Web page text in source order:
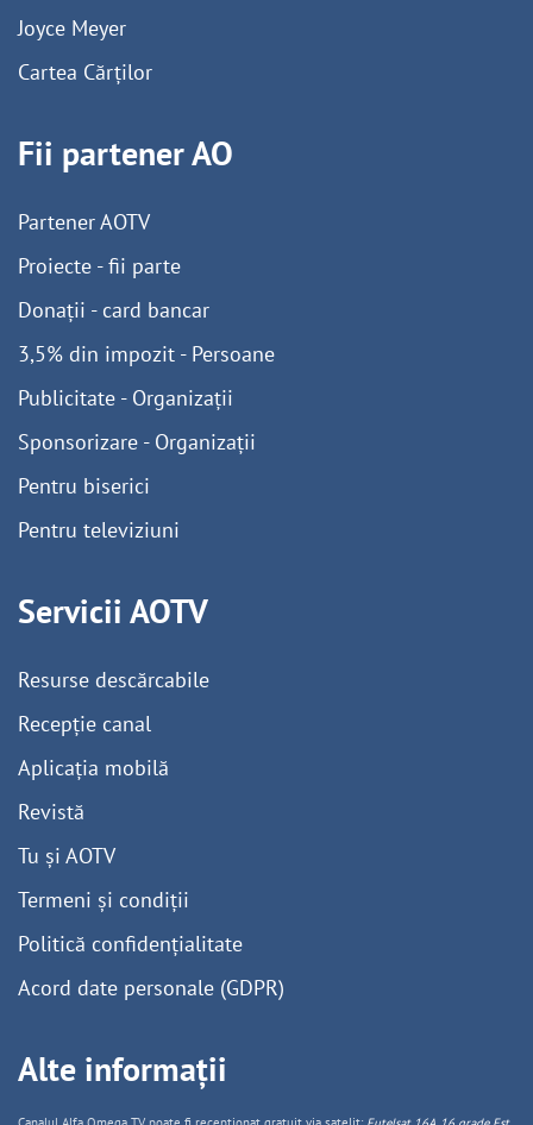
Joyce Meyer
Cartea Cărților
Fii partener AO
Partener AOTV
Proiecte - fii parte
Donații - card bancar
3,5% din impozit - Persoane
Publicitate - Organizații
Sponsorizare - Organizații
Pentru biserici
Pentru televiziuni
Servicii AOTV
Resurse descărcabile
Recepție canal
Aplicația mobilă
Revistă
Tu și AOTV
Termeni și condiții
Politică confidențialitate
Acord date personale (GDPR)
Alte informații